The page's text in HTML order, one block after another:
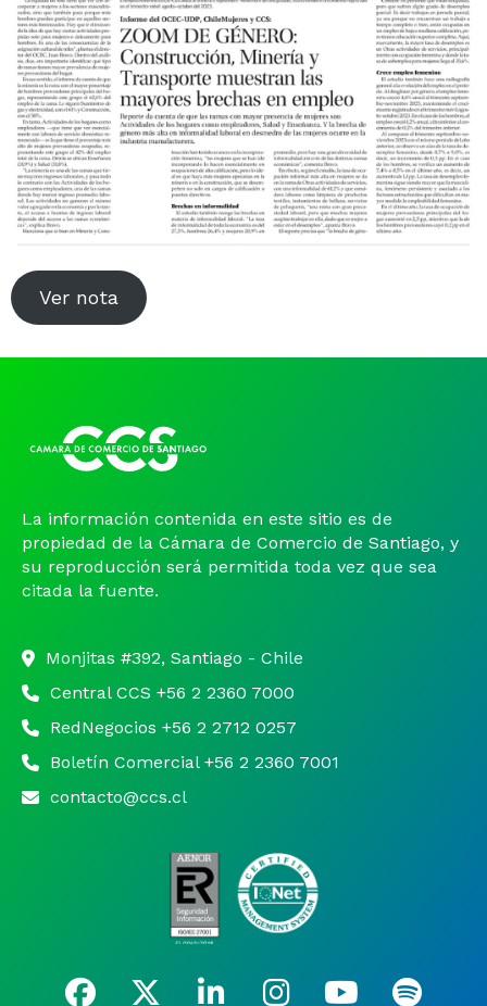
Unidades de Servicios
Ver nota
La información contenida en este sitio es de
propiedad de la Cámara de Comercio de Santiago, y
su reproducción será permitida toda vez que sea
citada la fuente.
Monjitas #392, Santiago - Chile
Central CCS +56 2 2360 7000
RedNegocios +56 2 2712 0257
Boletín Comercial +56 2 2360 7001
contacto@ccs.cl